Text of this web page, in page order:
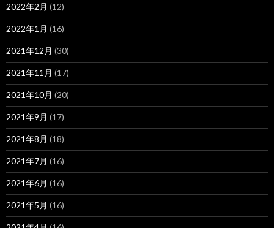
2022年2月 (12)
2022年1月 (16)
2021年12月 (30)
2021年11月 (17)
2021年10月 (20)
2021年9月 (17)
2021年8月 (18)
2021年7月 (16)
2021年6月 (16)
2021年5月 (16)